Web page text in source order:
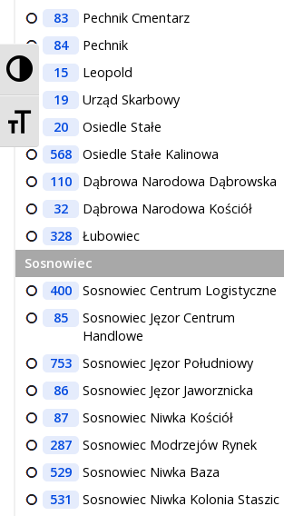
Przełącz wysoki kontrast
Zmień rozmiar czcionek
83
Pechnik Cmentarz
84
Pechnik
15
Leopold
19
Urząd Skarbowy
20
Osiedle Stałe
568
Osiedle Stałe Kalinowa
110
Dąbrowa Narodowa Dąbrowska
32
Dąbrowa Narodowa Kościół
328
Łubowiec
Sosnowiec
400
Sosnowiec Centrum Logistyczne
85
Sosnowiec Jęzor Centrum
Handlowe
753
Sosnowiec Jęzor Południowy
86
Sosnowiec Jęzor Jaworznicka
87
Sosnowiec Niwka Kościół
287
Sosnowiec Modrzejów Rynek
529
Sosnowiec Niwka Baza
531
Sosnowiec Niwka Kolonia Staszic